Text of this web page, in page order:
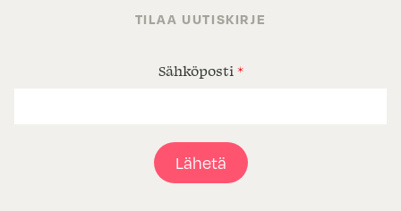
TILAA UUTISKIRJE
Sähköposti *
Lähetä